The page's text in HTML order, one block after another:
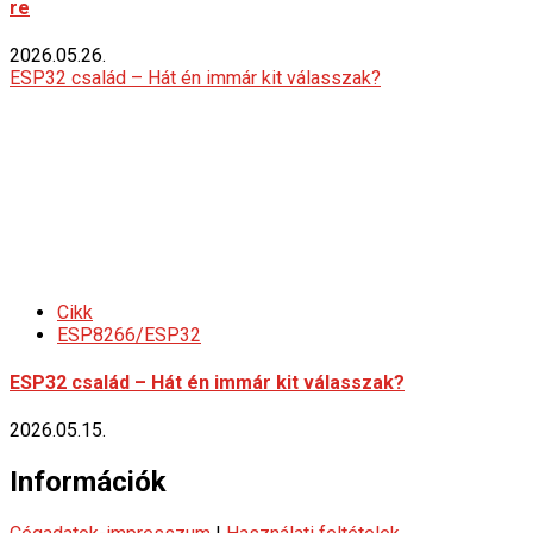
re
2026.05.26.
ESP32 család – Hát én immár kit válasszak?
Cikk
ESP8266/ESP32
ESP32 család – Hát én immár kit válasszak?
2026.05.15.
Információk